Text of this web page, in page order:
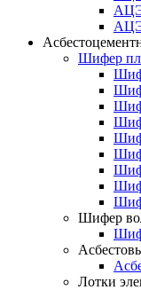
Шифер
Шифер
Лотки